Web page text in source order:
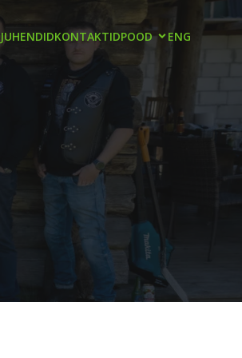
JUHENDIDKONTAKTIDPOOD ENG